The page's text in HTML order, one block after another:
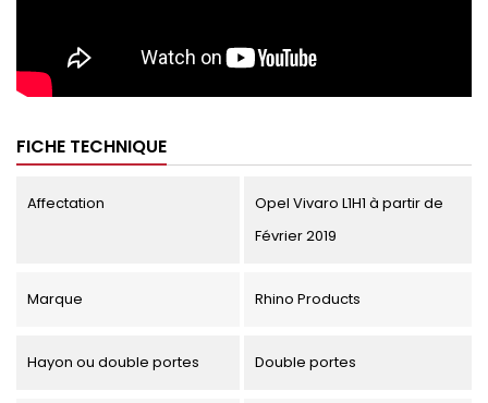
FICHE TECHNIQUE
Affectation
Opel Vivaro L1H1 à partir de
Février 2019
Marque Rhino Products
Hayon ou double portes Double portes